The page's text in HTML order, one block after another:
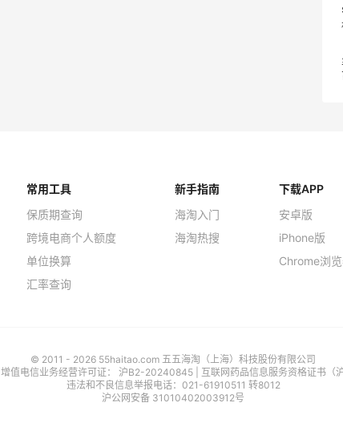
常用工具
保质期查询
跨境电商个人额度
单位换算
汇率查询
新手指南
海淘入门
海淘热搜
下载APP
安卓版
iPhone版
Chrome浏
© 2011 - 2026 55haitao.com 五五海淘（上海）科技股份有限公司
| 增值电信业务经营许可证： 沪B2-20240845
互联网药品信息服务资格证书
违法和不良信息举报电话：021-61910511 转8012
沪公网安备 31010402003912号